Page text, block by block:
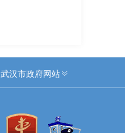
武汉市政府网站